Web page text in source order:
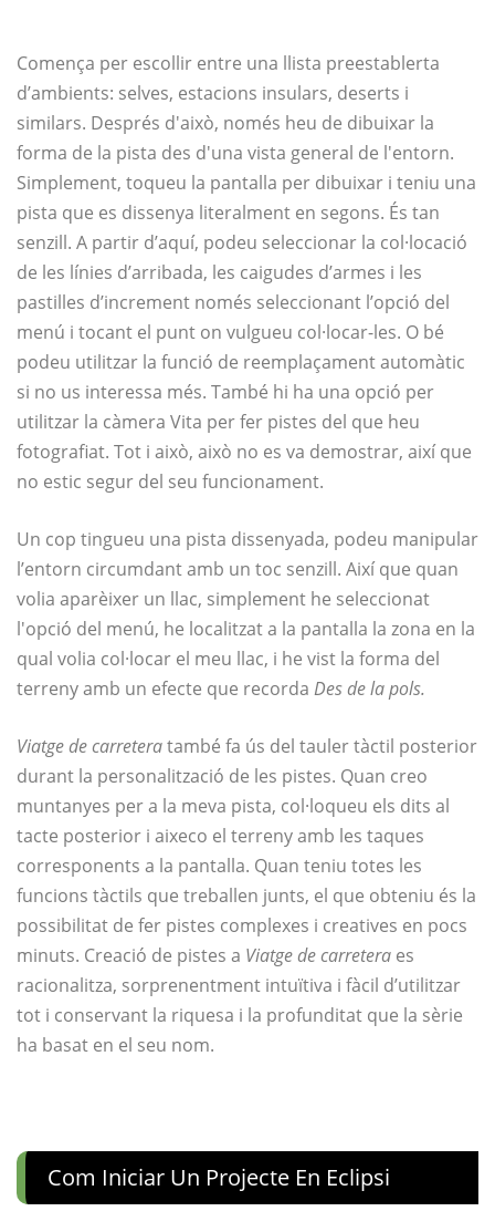
Comença per escollir entre una llista preestablerta
d’ambients: selves, estacions insulars, deserts i
similars. Després d'això, només heu de dibuixar la
forma de la pista des d'una vista general de l'entorn.
Simplement, toqueu la pantalla per dibuixar i teniu una
pista que es dissenya literalment en segons. És tan
senzill. A partir d’aquí, podeu seleccionar la col·locació
de les línies d’arribada, les caigudes d’armes i les
pastilles d’increment només seleccionant l’opció del
menú i tocant el punt on vulgueu col·locar-les. O bé
podeu utilitzar la funció de reemplaçament automàtic
si no us interessa més. També hi ha una opció per
utilitzar la càmera Vita per fer pistes del que heu
fotografiat. Tot i això, això no es va demostrar, així que
no estic segur del seu funcionament.
Un cop tingueu una pista dissenyada, podeu manipular
l’entorn circumdant amb un toc senzill. Així que quan
volia aparèixer un llac, simplement he seleccionat
l'opció del menú, he localitzat a la pantalla la zona en la
qual volia col·locar el meu llac, i he vist la forma del
terreny amb un efecte que recorda Des de la pols.
Viatge de carreteratambé fa ús del tauler tàctil posterior
durant la personalització de les pistes. Quan creo
muntanyes per a la meva pista, col·loqueu els dits al
tacte posterior i aixeco el terreny amb les taques
corresponents a la pantalla. Quan teniu totes les
funcions tàctils que treballen junts, el que obteniu és la
possibilitat de fer pistes complexes i creatives en pocs
minuts. Creació de pistes a Viatge de carretera es
racionalitza, sorprenentment intuïtiva i fàcil d’utilitzar
tot i conservant la riquesa i la profunditat que la sèrie
ha basat en el seu nom.
Com Iniciar Un Projecte En Eclipsi